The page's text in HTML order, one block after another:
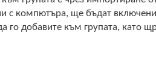
с компютъра, ще бъдат
го добавите към групата, като